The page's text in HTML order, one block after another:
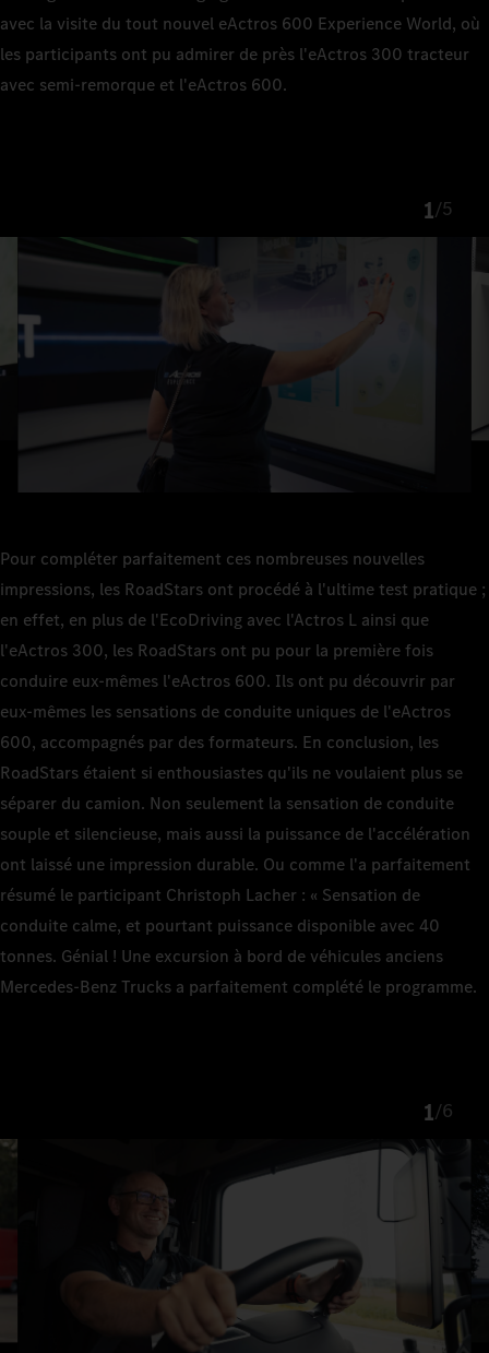
avec la visite du tout nouvel eActros 600 Experience World, où
les participants ont pu admirer de près l'eActros 300 tracteur
avec semi-remorque et l'eActros 600.
1/5
Pour compléter parfaitement ces nombreuses nouvelles
impressions, les RoadStars ont procédé à l'ultime test pratique ;
en effet, en plus de l'EcoDriving avec l'Actros L ainsi que
l'eActros 300, les RoadStars ont pu pour la première fois
conduire eux-mêmes l'eActros 600. Ils ont pu découvrir par
eux-mêmes les sensations de conduite uniques de l'eActros
600, accompagnés par des formateurs. En conclusion, les
RoadStars étaient si enthousiastes qu'ils ne voulaient plus se
séparer du camion. Non seulement la sensation de conduite
souple et silencieuse, mais aussi la puissance de l'accélération
ont laissé une impression durable. Ou comme l'a parfaitement
résumé le participant Christoph Lacher : « Sensation de
conduite calme, et pourtant puissance disponible avec 40
tonnes. Génial ! Une excursion à bord de véhicules anciens
Mercedes-Benz Trucks a parfaitement complété le programme.
1/6